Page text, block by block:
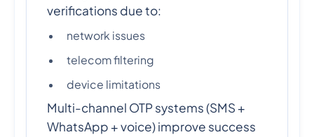
verifications due to:
network issues
telecom filtering
device limitations
Multi-channel OTP systems (SMS +
WhatsApp + voice) improve success